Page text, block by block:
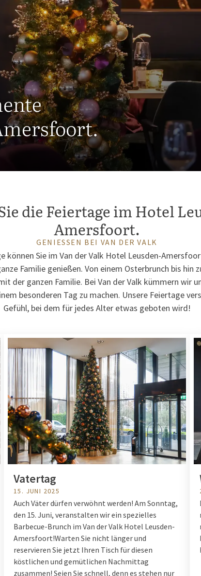
die Feiertage im Hotel
Amersfoort.
GENIESSEN BEI VAN DER VALK
können Sie im Van der Valk Hotel Leusden-
Familie genießen. Von einem Osterbrunch bis hin
der ganzen Familie. Bei Van der Valk kümmern wir
besonderen Tag zu machen. Unsere Feiertage
Gefühl, bei dem für jedes Alter etwas geboten wird!
Vatertag
15. JUNI 2025
Auch Väter dürfen verwöhnt werden! Am Sonntag,
den 15. Juni, veranstalten wir ein spezielles
Barbecue-Brunch im Van der Valk Hotel Leusden-
Amersfoort!Warten Sie nicht länger und
reservieren Sie jetzt Ihren Tisch für diesen
köstlichen und gemütlichen Nachmittag
zusammen! Seien Sie schnell, denn es stehen nur